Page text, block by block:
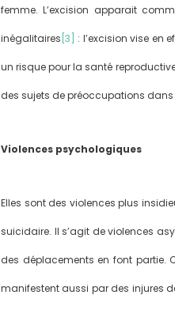
femme. L’excision apparait
inégalitaires [3] : l’excision vise en
un risque pour la santé
des sujets de préoccupations
Violences psychologiques
Elles sont des violences plus
suicidaire. Il s’agit de violences
des déplacements en font partie.
manifestent aussi par des injures